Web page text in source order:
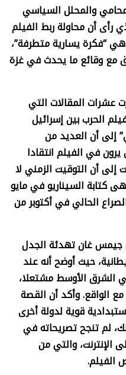
والمحلل السياسي
رأى أن محاولة ربط الفيلم
“فكرة يسارية متطرفة”،
مع وقائع ما يحدث في غزة
عشرات المقالات التي
الحرب بين إسرائيل
إلى أن العديد من
في الفيلم انتقادا
إلى أن التوقيت الزمني لا
كتابة السيناريو في مايو
الحالي في أكتوبر من
جيمس غان تهدئة الجدل
حيث أوضح أنه عند
الشرق الأوسط مشتعلا،
الواقع. وأكد أن القصة
قوية لدولة أخرى
لم تنجح تصريحاته في
الإنترنت، والتي من
الفيلم.